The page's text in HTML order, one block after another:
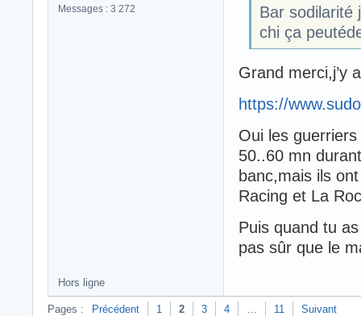
Messages : 3 272
Bar sodilarité
chi ça
Grand merci,j’y
https://
Oui les
50..60 mn
banc,mais ils
Racing et La
Puis quand tu
pas sûr que le
Hors ligne
Pages : Précédent 1 2 3 4 11 Suivant